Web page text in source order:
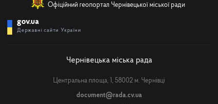
Офіційний геопортал Чернівецької міської ради
gov.ua
Державні сайти України
Чернівецька міська рада
Центральна площа, 1, 58002 м. Чернівці
document@rada.cv.ua